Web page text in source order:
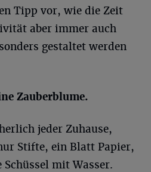
Tipp vor, wie die Zeit
aber immer auch
gestaltet werden
Zauberblume.
jeder Zuhause,
Stifte, ein Blatt Papier,
Schüssel mit Wasser.